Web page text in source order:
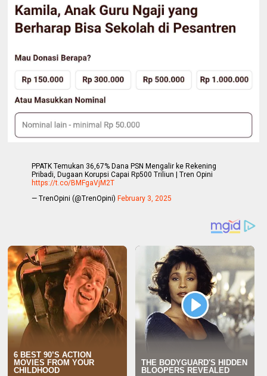
PPATK Temukan 36,67% Dana PSN Mengalir ke Rekening
Pribadi, Dugaan Korupsi Capai Rp500 Triliun | Tren Opini
https://t.co/BMFgaVjM2T
— TrenOpini (@TrenOpini)February 3, 2025